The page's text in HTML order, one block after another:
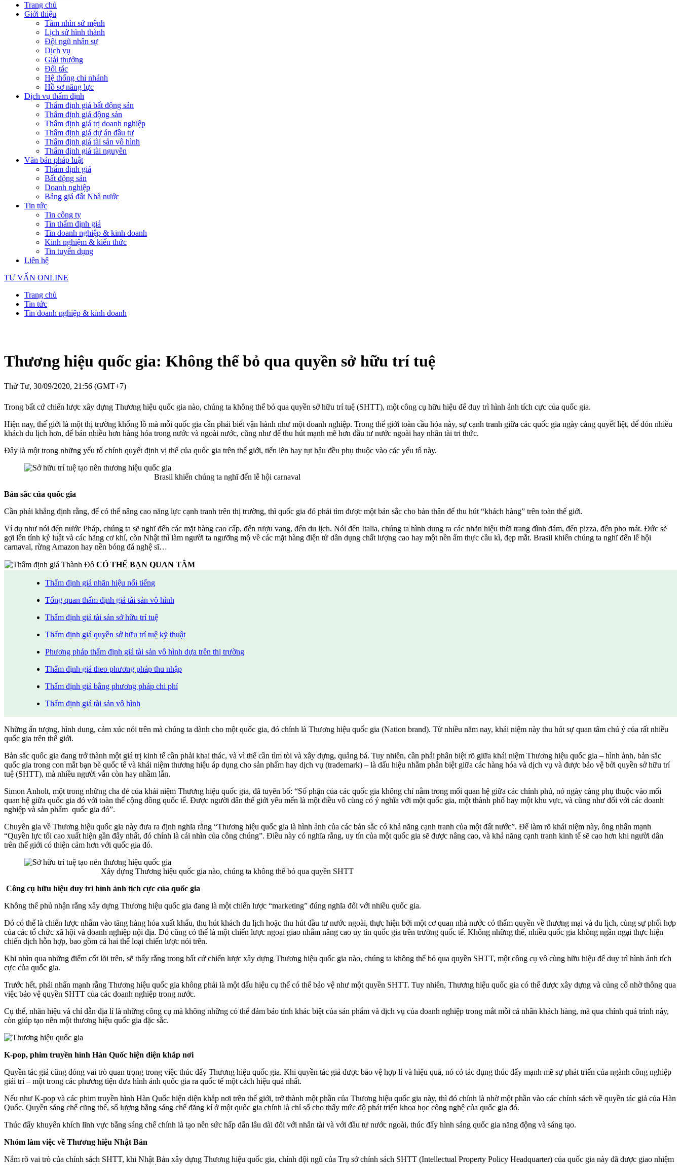
Trang chủ
Giới thiệu
Tầm nhìn sứ mệnh
Lịch sử hình thành
Đội ngũ nhân sự
Dịch vụ
Giải thưởng
Đối tác
Hệ thống chi nhánh
Hồ sơ năng lực
Dịch vụ thẩm định
Thẩm định giá bất động sản
Thẩm định giá động sản
Thẩm định giá trị doanh nghiệp
Thẩm định giá dự án đầu tư
Thẩm định giá tài sản vô hình
Thẩm định giá tài nguyên
Văn bản pháp luật
Thẩm định giá
Bất động sản
Doanh nghiệp
Bảng giá đất Nhà nước
Tin tức
Tin công ty
Tin thẩm định giá
Tin doanh nghiệp & kinh doanh
Kinh nghiệm & kiến thức
Tin tuyển dụng
Liên hệ
TƯ VẤN ONLINE
Trang chủ
Tin tức
Tin doanh nghiệp & kinh doanh
Thương hiệu quốc gia: Không thể bỏ qua quyền sở hữu trí tuệ
Thứ Tư, 30/09/2020, 21:56 (GMT+7)
Trong bất cứ chiến lược xây dựng Thương hiệu quốc gia nào, chúng ta không thể bỏ qua quyền sở hữu trí tuệ (SHTT), một công cụ hữu hiệu để duy trì hình ảnh tích cực của quốc gia.
Hiện nay, thế giới là một thị trường khổng lồ mà mỗi quốc gia cần phải biết vận hành như một doanh nghiệp. Trong thế giới toàn cầu hóa này, sự cạnh tranh giữa các quốc gia ngày càng quyết liệt, để đón nhiều
khách du lịch hơn, để bán nhiều hơn hàng hóa trong nước và ngoài nước, cũng như để thu hút mạnh mẽ hơn đầu tư nước ngoài hay nhân tài tri thức.
Đây là một trong những yếu tố chính quyết định vị thế của quốc gia trên thế giới, tiến lên hay tụt hậu đều phụ thuộc vào các yếu tố này.
Brasil khiến chúng ta nghĩ đến lễ hội carnaval
Bản sắc của quốc gia
Cần phải khẳng định rằng, để có thể nâng cao năng lực cạnh tranh trên thị trường, thì quốc gia đó phải tìm được một bản sắc cho bản thân để thu hút “khách hàng” trên toàn thế giới.
Ví dụ như nói đến nước Pháp, chúng ta sẽ nghĩ đến các mặt hàng cao cấp, đến rượu vang, đến du lịch. Nói đến Italia, chúng ta hình dung ra các nhãn hiệu thời trang đình đám, đến pizza, đến pho mát. Đức sẽ
gợi lên tính kỷ luật và các hãng cơ khí, còn Nhật thì làm người ta ngưỡng mộ về các mặt hàng điện tử dân dụng chất lượng cao hay một nền ẩm thực cầu kì, đẹp mắt. Brasil khiến chúng ta nghĩ đến lễ hội
carnaval, rừng Amazon hay nền bóng đá nghệ sĩ…
CÓ THỂ BẠN QUAN TÂM
Thẩm định giá nhãn hiệu nổi tiếng
Tổng quan thẩm định giá tài sản vô hình
Thẩm định giá tài sản sở hữu trí tuệ
Thẩm định giá quyền sở hữu trí tuệ kỹ thuật
Phương pháp thẩm định giá tài sản vô hình dựa trên thị trường
Thẩm định giá theo phương pháp thu nhập
Thẩm định giá bằng phương pháp chi phí
Thẩm định giá tài sản vô hình
Những ấn tượng, hình dung, cảm xúc nói trên mà chúng ta dành cho một quốc gia, đó chính là Thương hiệu quốc gia (Nation brand). Từ nhiều năm nay, khái niệm này thu hút sự quan tâm chú ý của rất nhiều
quốc gia trên thế giới.
Bản sắc quốc gia đang trở thành một giá trị kinh tế cần phải khai thác, và vì thế cần tìm tòi và xây dựng, quảng bá. Tuy nhiên, cần phải phân biệt rõ giữa khái niệm Thương hiệu quốc gia – hình ảnh, bản sắc
quốc gia trong con mắt bạn bè quốc tế và khái niệm thương hiệu áp dụng cho sản phẩm hay dịch vụ (trademark) – là dấu hiệu nhằm phân biệt giữa các hàng hóa và dịch vụ và được bảo vệ bởi quyền sở hữu trí
tuệ (SHTT), mà nhiều người vẫn còn hay nhầm lẫn.
Simon Anholt, một trong những cha đẻ của khái niệm Thương hiệu quốc gia, đã tuyên bố: “Số phận của các quốc gia không chỉ nằm trong mối quan hệ giữa các chính phủ, nó ngày càng phụ thuộc vào mối
quan hệ giữa quốc gia đó với toàn thể cộng đồng quốc tế. Được người dân thế giới yêu mến là một điều vô cùng có ý nghĩa với một quốc gia, một thành phố hay một khu vực, và cũng như đối với các doanh
nghiệp và sản phẩm quốc gia đó”.
Chuyên gia về Thương hiệu quốc gia này đưa ra định nghĩa rằng “Thương hiệu quốc gia là hình ảnh của các bản sắc có khả năng cạnh tranh của một đất nước”. Để làm rõ khái niệm này, ông nhấn mạnh
“Quyền lực tối cao xuất hiện gần đây nhất, đó chính là cái nhìn của công chúng”. Điều này có nghĩa rằng, uy tín của một quốc gia sẽ được nâng cao, và khả năng cạnh tranh kinh tế sẽ cao hơn khi người dân
trên thế giới có thiện cảm hơn với quốc gia đó.
Xây dựng Thương hiệu quốc gia nào, chúng ta không thể bỏ qua quyền SHTT
Công cụ hữu hiệu duy trì hình ảnh tích cực của quốc gia
Không thể phủ nhận rằng xây dựng Thương hiệu quốc gia đang là một chiến lược “marketing” đúng nghĩa đối với nhiều quốc gia.
Đó có thể là chiến lược nhằm vào tăng hàng hóa xuất khẩu, thu hút khách du lịch hoặc thu hút đầu tư nước ngoài, thực hiện bởi một cơ quan nhà nước có thẩm quyền về thương mại và du lịch, cùng sự phối hợp
của các tổ chức xã hội và doanh nghiệp nội địa. Đó cũng có thể là một chiến lược ngoại giao nhằm nâng cao uy tín quốc gia trên trường quốc tế. Không những thế, nhiều quốc gia không ngần ngại thực hiện
chiến dịch hỗn hợp, bao gồm cả hai thể loại chiến lược nói trên.
Khi nhìn qua những điểm cốt lõi trên, sẽ thấy rằng trong bất cứ chiến lược xây dựng Thương hiệu quốc gia nào, chúng ta không thể bỏ qua quyền SHTT, một công cụ vô cùng hữu hiệu để duy trì hình ảnh tích
cực của quốc gia.
Trước hết, phải nhấn mạnh rằng Thương hiệu quốc gia không phải là một dấu hiệu cụ thể có thể bảo vệ như một quyền SHTT. Tuy nhiên, Thương hiệu quốc gia có thể được xây dựng và củng cố nhờ thông qua
việc bảo vệ quyền SHTT của các doanh nghiệp trong nước.
Cụ thể, nhãn hiệu và chỉ dẫn địa lí là những công cụ mà không những có thể đảm bảo tính khác biệt của sản phẩm và dịch vụ của doanh nghiệp trong mắt mỗi cá nhân khách hàng, mà qua chính quá trình này,
còn giúp tạo nên một thương hiệu quốc gia đặc sắc.
K-pop, phim truyền hình Hàn Quốc hiện diện khắp nơi
Quyền tác giả cũng đóng vai trò quan trọng trong việc thúc đẩy Thương hiệu quốc gia. Khi quyền tác giả được bảo vệ hợp lí và hiệu quả, nó có tác dụng thúc đẩy mạnh mẽ sự phát triển của ngành công nghiệp
giải trí – một trong các phương tiện đưa hình ảnh quốc gia ra quốc tế một cách hiệu quả nhất.
Nếu như K-pop và các phim truyền hình Hàn Quốc hiện diện khắp nơi trên thế giới, trở thành một phần của Thương hiệu quốc gia này, thì đó chính là nhờ một phần vào các chính sách về quyền tác giả của Hàn
Quốc. Quyền sáng chế cũng thế, số lượng bằng sáng chế đăng kí ở một quốc gia chính là chỉ số cho thấy mức độ phát triển khoa học công nghệ của quốc gia đó.
Thúc đẩy khuyến khích lĩnh vực bằng sáng chế chính là tạo nên sức hấp dẫn lâu dài đối với nhân tài và với đầu tư nước ngoài, thúc đẩy hình sáng quốc gia năng động và sáng tạo.
Nhóm làm việc về Thương hiệu Nhật Bản
Nắm rõ vai trò của chính sách SHTT, khi Nhật Bản xây dựng Thương hiệu quốc gia, chính đội ngũ của Trụ sở chính sách SHTT (Intellectual Property Policy Headquarter) của quốc gia này đã được giao nhiệm